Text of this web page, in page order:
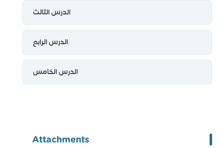
الدرس الثالث
الدرس الرابع
الدرس الخامس
Attachments